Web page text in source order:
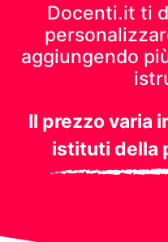
Docenti.it ti
aggiungendo
Il prezzo varia
istituti della